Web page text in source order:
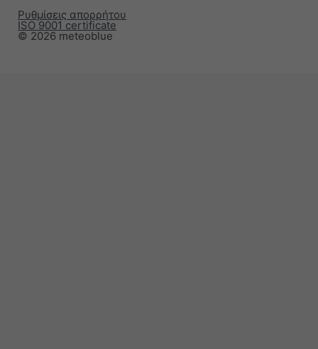
© 2026 meteoblue
ISO 9001 certificate
Ρυθμίσεις απορρήτου